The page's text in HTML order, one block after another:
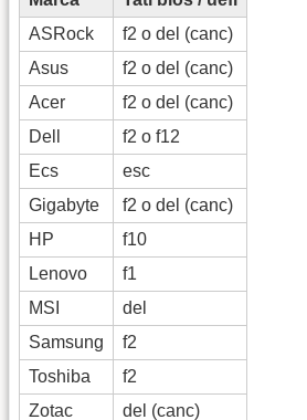
ASRock
f2 o del (canc)
Asus
f2 o del (canc)
Acer
f2 o del (canc)
Dell
f2 o f12
Ecs
esc
Gigabyte
f2 o del (canc)
HP
f10
Lenovo
f1
MSI
del
Samsung
f2
Toshiba
f2
Zotac
del (canc)